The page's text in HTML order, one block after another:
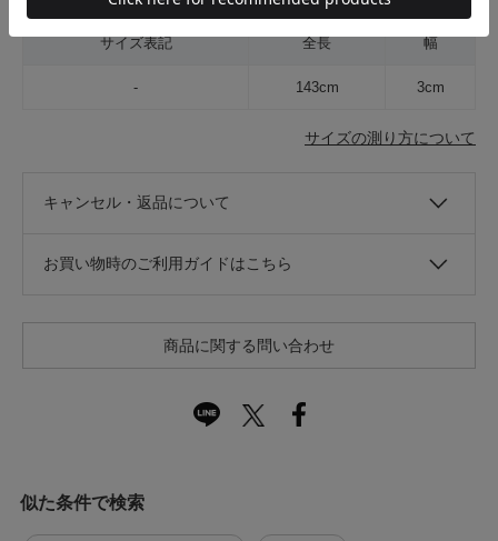
サイズ表記 全長 幅
- 143cm 3cm
サイズの測り方について
キャンセル・返品について
お買い物時のご利用ガイドはこちら
商品に関する問い合わせ
似た条件で検索